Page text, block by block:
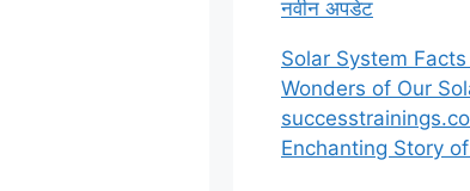
नवीन अपडेट
Solar System
Wonders of Our
Enchanting Story